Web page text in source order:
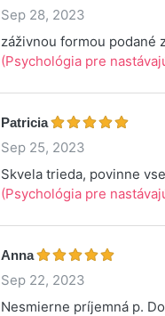
Sep 28, 2023
záživnou formou podané
(Psychológia pre
Patricia
Sep 25, 2023
Skvela trieda, povinne
(Psychológia pre
Anna
Sep 22, 2023
Nesmierne príjemná p.